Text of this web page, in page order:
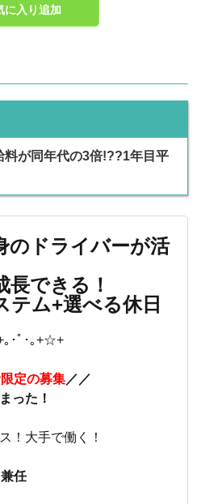
に入り追加
料が同年代の3倍!??1年目平
のドライバーが活
長できる！
テム+選べる休日
･ﾟ･｡+☆+
定の募集／／
った！
！大手で働く！
任